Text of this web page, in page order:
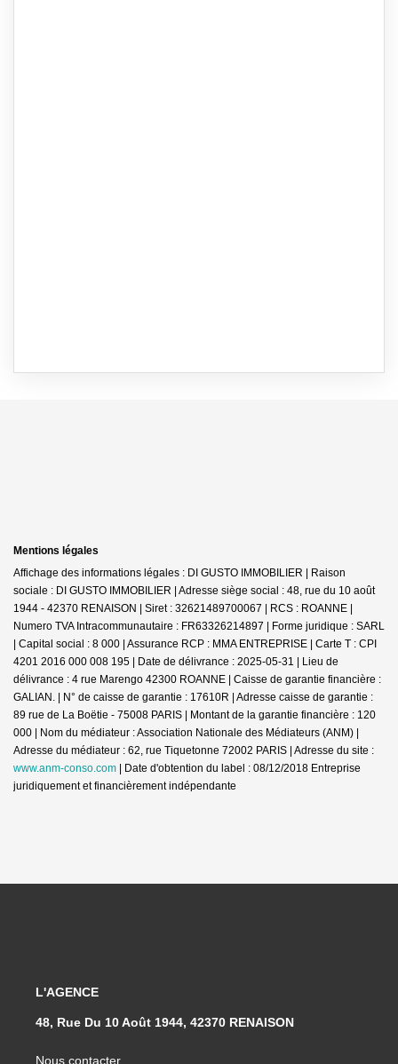
Mentions légales
Affichage des informations légales : DI GUSTO IMMOBILIER | Raison
sociale : DI GUSTO IMMOBILIER | Adresse siège social : 48, rue du 10 août
1944 - 42370 RENAISON | Siret : 32621489700067 | RCS : ROANNE |
Numero TVA Intracommunautaire : FR63326214897 | Forme juridique : SARL
| Capital social : 8 000 | Assurance RCP : MMA ENTREPRISE | Carte T : CPI
4201 2016 000 008 195 | Date de délivrance : 2025-05-31 | Lieu de
délivrance : 4 rue Marengo 42300 ROANNE | Caisse de garantie financière :
GALIAN. | N° de caisse de garantie : 17610R | Adresse caisse de garantie :
89 rue de La Boëtie - 75008 PARIS | Montant de la garantie financière : 120
000 | Nom du médiateur : Association Nationale des Médiateurs (ANM) |
Adresse du médiateur : 62, rue Tiquetonne 72002 PARIS | Adresse du site :
www.anm-conso.com | Date d'obtention du label : 08/12/2018 Entreprise
juridiquement et financièrement indépendante
L'AGENCE
48, Rue Du 10 Août 1944, 42370 RENAISON
Nous contacter